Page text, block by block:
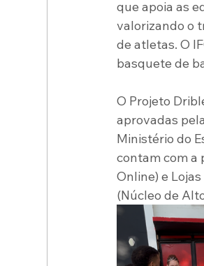
que apoia as
valorizando o
de atletas. O
basquete de
O Projeto
aprovadas
Ministério do
contam com a
Online) e
(Núcleo de